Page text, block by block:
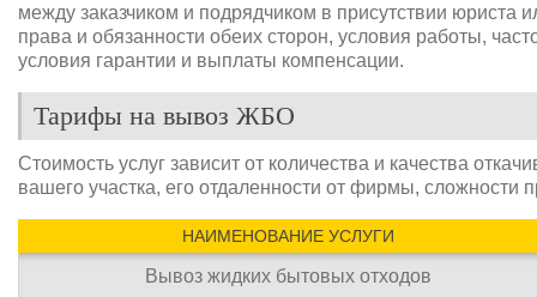
между заказчиком и подрядчиком в присутствии юриста
права и обязанности обеих сторон, условия работы,
условия гарантии и выплаты компенсации.
Тарифы на вывоз ЖБО
Стоимость услуг зависит от количества и качества
вашего участка, его отдаленности от фирмы, сложности
НАИМЕНОВАНИЕ УСЛУГИ
Вывоз жидких бытовых отходов